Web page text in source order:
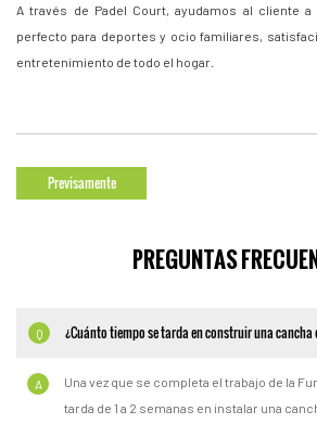
A través de Padel Court, ayudamos al cliente
perfecto para deportes y ocio familiares,
entretenimiento de todo el hogar.
Previsamente
PREGUNTAS
Q ¿Cuánto tiempo se tarda en construir una cancha
A
Una vez que se completa el trabajo de la
tarda de 1 a 2 semanas en instalar una